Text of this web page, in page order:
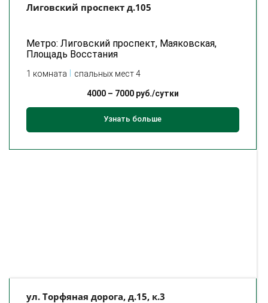
Лиговский проспект д.105
Метро: Лиговский проспект, Маяковская,
Площадь Восстания
1 комната спальных мест 4
4000– 7000руб./сутки
Узнать больше
ул. Торфяная дорога, д.15, к.3